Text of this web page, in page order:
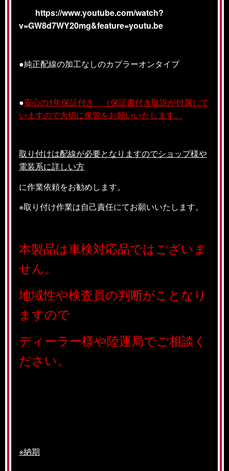
https://www.youtube.com/watch?
v=GW8d7WY20mg&feature=youtu.be
●純正配線の加工なしのカプラーオンタイプ
●安心の1年保証付き （保証書付き取説が付属して
いますので大切に保管をお願いいたします。
取り付けは配線が必要となりますのでショップ様や
電装系に詳しい方
に作業依頼をお勧めします。
※取り付け作業は自己責任にてお願いいたします。
本製品は車検対応品ではございま
せん。
地域性や検査員の判断がことなり
ますので
ディーラー様や陸運局でご相談く
ださい。
※納期